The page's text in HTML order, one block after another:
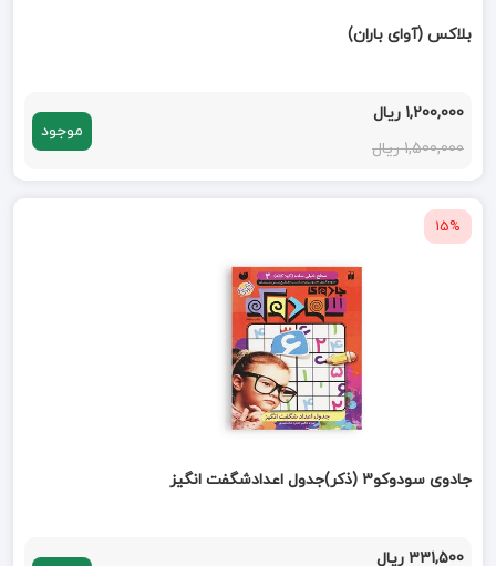
بلاکس (آوای باران)
1,200,000 ریال
1,500,000 ریال
موجود
15%
جادوی سودوکو3 (ذکر)جدول اعدادشگفت انگیز
331,500 ریال